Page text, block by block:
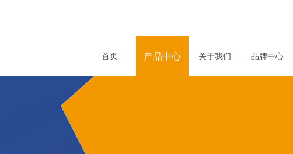
首页 产品中心 关于我们 品牌中心